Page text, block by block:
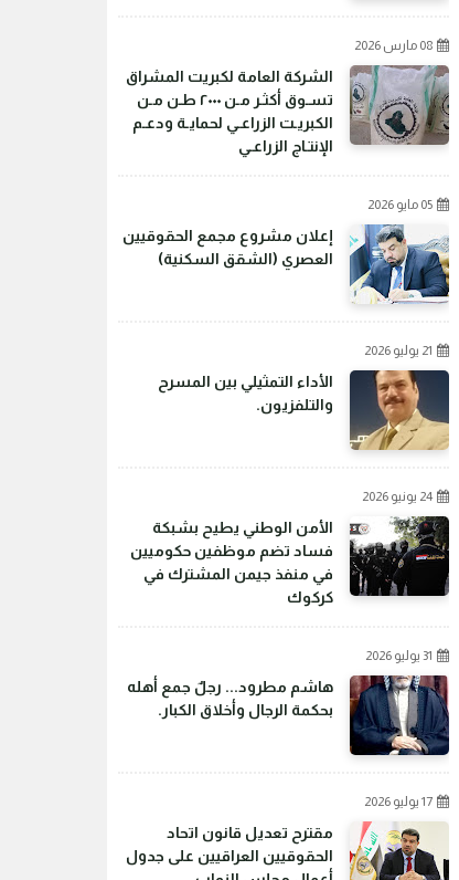
08 مارس 2026
الشركة العامة لكبريت المشراق
تسـوق أكثـر مـن ٢٠٠٠ طـن مـن
الكبريـت الزراعـي لحمايـة ودعـم
الإنتـاج الزراعـي
05 مايو 2026
إعلان مشروع مجمع الحقوقيين
العصري (الشقق السكنية)
21 يوليو 2026
الأداء التمثيلي بين المسرح
والتلفزيون.
24 يونيو 2026
الأمن الوطني يطيح بشبكة
فساد تضم موظفين حكوميين
في منفذ جيمن المشترك في
كركوك
31 يوليو 2026
هاشم مطرود... رجلٌ جمع أهله
بحكمة الرجال وأخلاق الكبار.
17 يوليو 2026
مقترح تعديل قانون اتحاد
الحقوقيين العراقيين على جدول